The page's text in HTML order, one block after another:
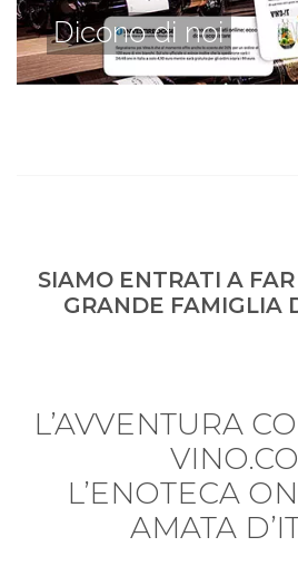
Dicono di noi
SIAMO ENTRATI A
GRANDE FAMIGLIA
L’AVVENTURA
L’ENOTECA
AMATA